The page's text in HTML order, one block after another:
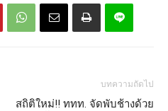
บทความถัดไป
สถิติ​ใหม่!! ททท.​ จัดพับช้างด้วย​